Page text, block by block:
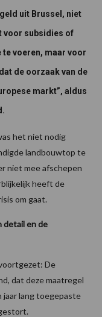
uit Brussel, niet
voor subsidies of
voeren, maar voor
de oorzaak van de
markt”, aldus
het niet nodig
landbouwtop te
niet mee afschepen
heeft de
om gaat.
detail en de
De
dat deze maatregel
jaar lang toegepaste